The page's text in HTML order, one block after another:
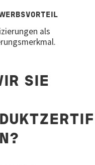
als
SIE